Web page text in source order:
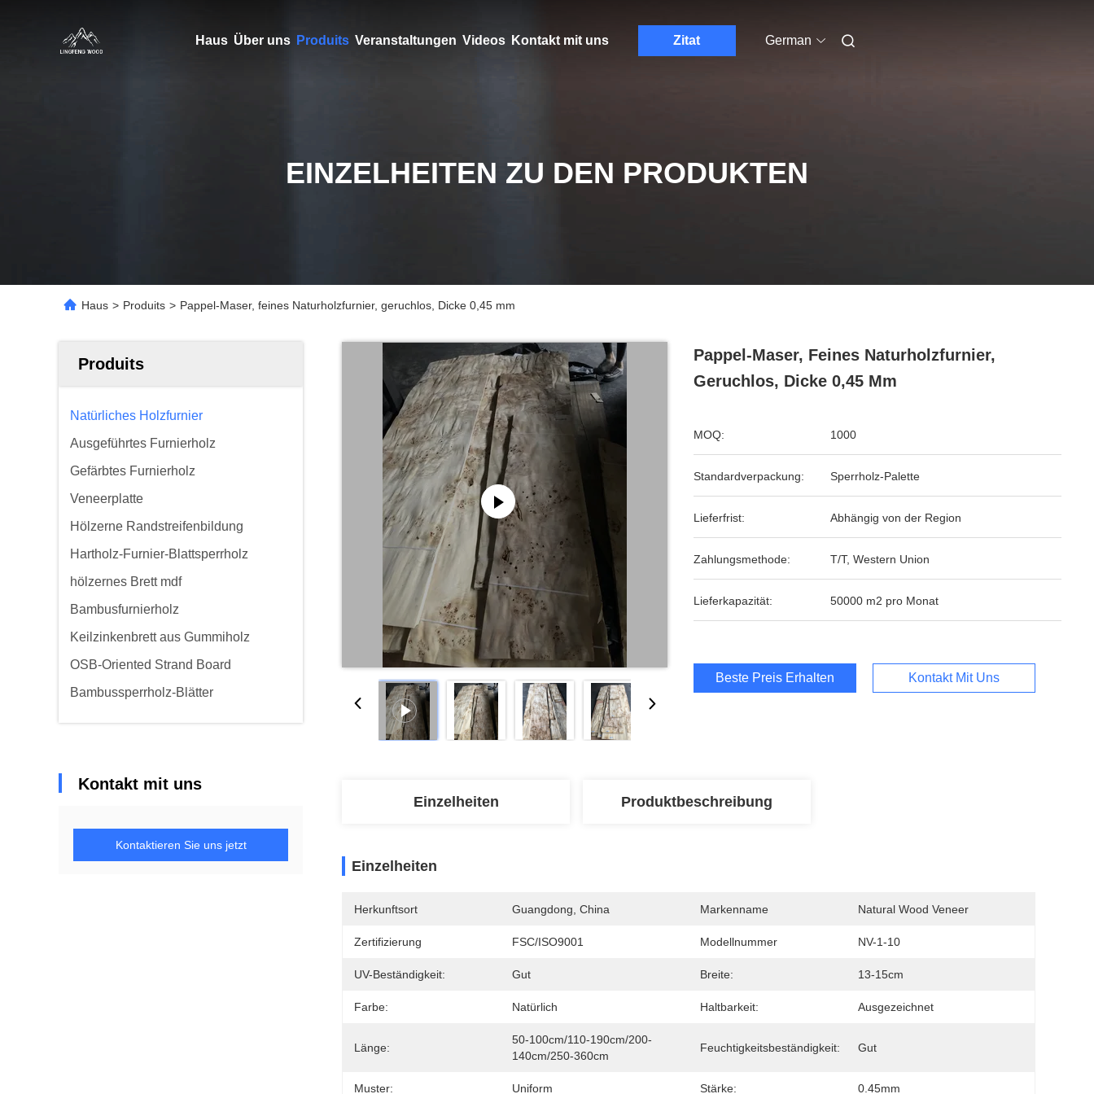
Haus Über uns Produits Veranstaltungen Videos Kontakt mit uns Zitat German
EINZELHEITEN ZU DEN PRODUKTEN
Haus > Produits > Pappel-Maser, feines Naturholzfurnier, geruchlos, Dicke 0,45 mm
Produits
Natürliches Holzfurnier
Ausgeführtes Furnierholz
Gefärbtes Furnierholz
Veneerplatte
Hölzerne Randstreifenbildung
Hartholz-Furnier-Blattsperrholz
hölzernes Brett mdf
Bambusfurnierholz
Keilzinkenbrett aus Gummiholz
OSB-Oriented Strand Board
Bambussperrholz-Blätter
Kontakt mit uns
Kontaktieren Sie uns jetzt
Pappel-Maser, Feines Naturholzfurnier,
Geruchlos, Dicke 0,45 Mm
MOQ: 1000
Standardverpackung: Sperrholz-Palette
Lieferfrist: Abhängig von der Region
Zahlungsmethode: T/T, Western Union
Lieferkapazität: 50000 m2 pro Monat
Beste Preis Erhalten Kontakt Mit Uns
Einzelheiten Produktbeschreibung
Einzelheiten
Herkunftsort Guangdong, China Markenname Natural Wood Veneer
Zertifizierung FSC/ISO9001 Modellnummer NV-1-10
UV-Beständigkeit: Gut Breite: 13-15cm
Farbe: Natürlich Haltbarkeit: Ausgezeichnet
Länge:
50-100cm/110-190cm/200-
140cm/250-360cm
Feuchtigkeitsbeständigkeit: Gut
Muster: Uniform Stärke: 0.45mm